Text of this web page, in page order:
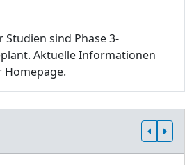
Studien sind Phase 3-
Aktuelle Informationen
Homepage.